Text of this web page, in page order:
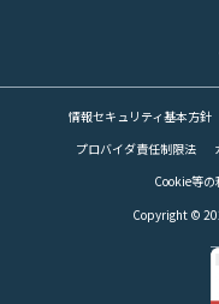
情報セキュリティ基本方針
プロバイダ責任制限法
Cookie等
Copyright ©